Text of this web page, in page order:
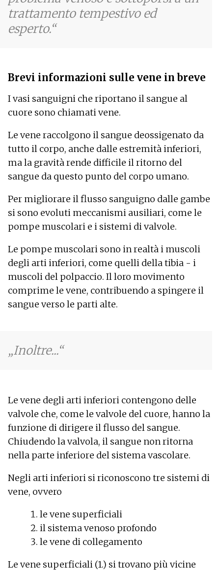
trattamento tempestivo ed
esperto.
Brevi informazioni sulle vene in breve
I vasi sanguigni che riportano il sangue al
cuore sono chiamati vene.
Le vene raccolgono il sangue deossigenato da
tutto il corpo, anche dalle estremità inferiori,
ma la gravità rende difficile il ritorno del
sangue da questo punto del corpo umano.
Per migliorare il flusso sanguigno dalle gambe
si sono evoluti meccanismi ausiliari, come le
pompe muscolari e i sistemi di valvole.
Le pompe muscolari sono in realtà i muscoli
degli arti inferiori, come quelli della tibia - i
muscoli del polpaccio. Il loro movimento
comprime le vene, contribuendo a spingere il
sangue verso le parti alte.
Inoltre...
Le vene degli arti inferiori contengono delle
valvole che, come le valvole del cuore, hanno la
funzione di dirigere il flusso del sangue.
Chiudendo la valvola, il sangue non ritorna
nella parte inferiore del sistema vascolare.
Negli arti inferiori si riconoscono tre sistemi di
vene, ovvero
le vene superficiali
il sistema venoso profondo
le vene di collegamento
Le vene superficiali (1.) si trovano più vicine